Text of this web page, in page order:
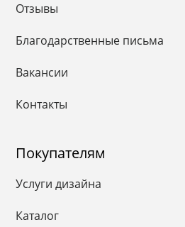
Отзывы
Благодарственные письма
Вакансии
Контакты
Покупателям
Услуги дизайна
Каталог